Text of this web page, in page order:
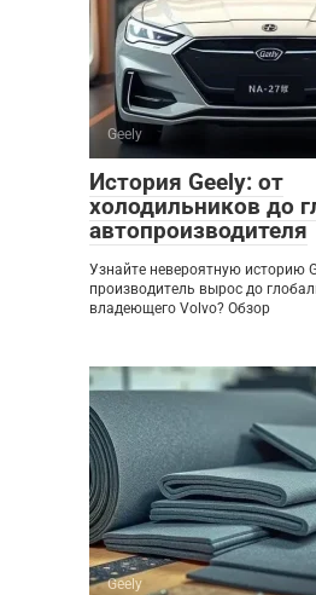
Geely
История Geely: от
холодильников до
автопроизводителя
Узнайте невероятную историю
производитель вырос до
владеющего Volvo? Обзор
Geely